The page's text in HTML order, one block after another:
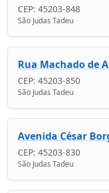
CEP: 45203-848
São Judas Tadeu
Rua Machado de
CEP: 45203-850
São Judas Tadeu
Avenida César
CEP: 45203-830
São Judas Tadeu